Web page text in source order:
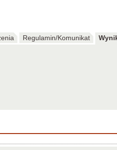
Regulamin/Komunikat